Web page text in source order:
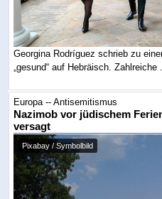
Georgina Rodríguez schrieb zu
„gesund“ auf Hebräisch. Zahlreiche
Europa -- Antisemitismus
Nazimob vor jüdischem
versagt
Pixabay / Symbolbild